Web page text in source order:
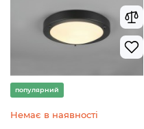
популярний
Немає в наявності